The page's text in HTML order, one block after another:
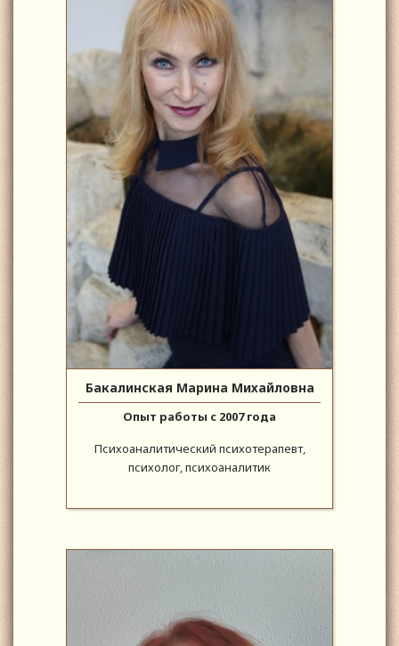
Бакалинская Марина Михайловна
Опыт работы с 2007 года
Психоаналитический психотерапевт,
психолог, психоаналитик